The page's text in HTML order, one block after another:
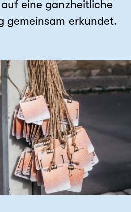
eine ganzheitliche
gemeinsam erkundet.